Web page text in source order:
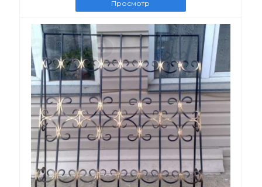
Просмотр